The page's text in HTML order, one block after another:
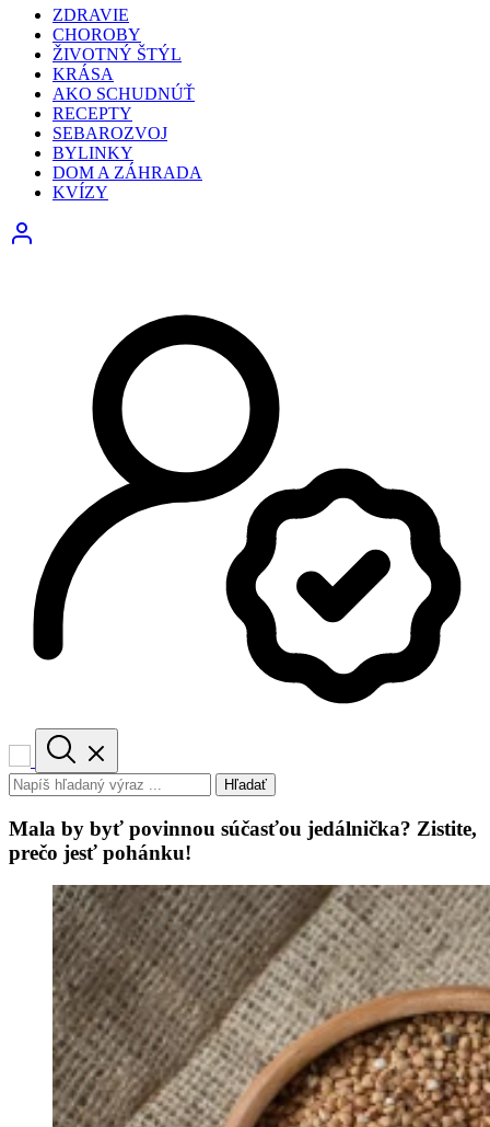
ZDRAVIE
CHOROBY
ŽIVOTNÝ ŠTÝL
KRÁSA
AKO SCHUDNÚŤ
RECEPTY
SEBAROZVOJ
BYLINKY
DOM A ZÁHRADA
KVÍZY
Hľadať
Mala by byť povinnou súčasťou jedálnička? Zistite,
prečo jesť pohánku!